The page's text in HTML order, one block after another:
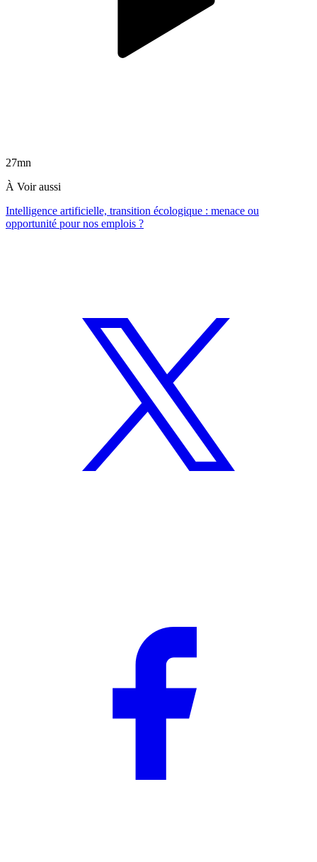
27mn
À Voir aussi
Intelligence artificielle, transition écologique : menace ou
opportunité pour nos emplois ?